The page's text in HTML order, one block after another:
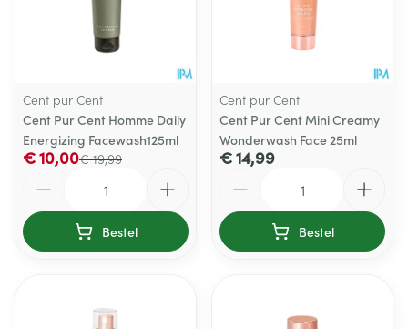
Cent pur Cent
Cent Pur Cent Homme Daily
Energizing Facewash125ml
€ 19,99
€ 10,00
Bestel
Cent pur Cent
Cent Pur Cent Mini Creamy
Wonderwash Face 25ml
€ 14,99
Bestel